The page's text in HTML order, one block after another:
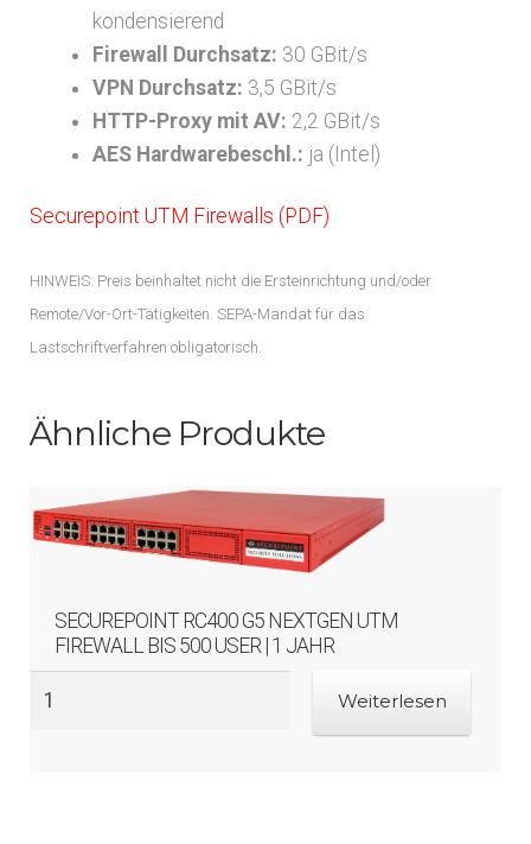
kondensierend
Firewall Durchsatz: 30 GBit/s
VPN Durchsatz: 3,5 GBit/s
HTTP-Proxy mit AV: 2,2 GBit/s
AES Hardwarebeschl.: ja (Intel)
Securepoint UTM Firewalls (PDF)
HINWEIS: Preis beinhaltet nicht die Ersteinrichtung und/oder
Remote/Vor-Ort-Tätigkeiten. SEPA-Mandat für das
Lastschriftverfahren obligatorisch.
Ähnliche Produkte
SECUREPOINT RC400 G5 NEXTGEN UTM
FIREWALL BIS 500 USER | 1 JAHR
Weiterlesen